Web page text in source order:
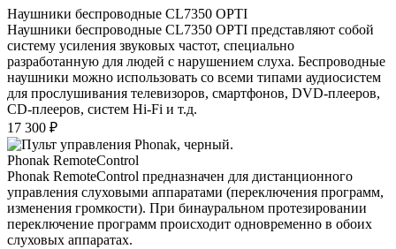
Наушники беспроводные CL7350 OPTI
Наушники беспроводные CL7350 OPTI представляют собой
систему усиления звуковых частот, специально
разработанную для людей с нарушением слуха. Беспроводные
наушники можно использовать со всеми типами аудиосистем
для прослушивания телевизоров, смартфонов, DVD-плееров,
CD-плееров, систем Hi-Fi и т.д.
17 300 ₽
Phonak RemoteControl
Phonak RemoteControl предназначен для дистанционного
управления слуховыми аппаратами (переключения программ,
изменения громкости). При бинауральном протезировании
переключение программ происходит одновременно в обоих
слуховых аппаратах.